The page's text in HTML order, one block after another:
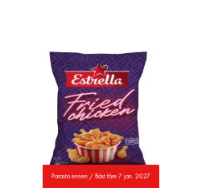
Parasta ennen / Bäst före 7 jan. 2027